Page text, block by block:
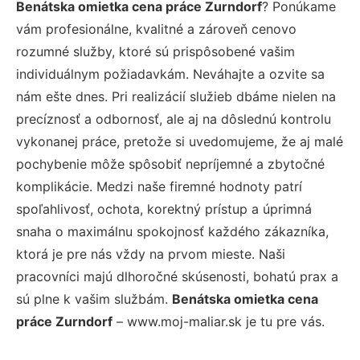
Benátska omietka cena práce Zurndorf? Ponúkame
vám profesionálne, kvalitné a zároveň cenovo
rozumné služby, ktoré sú prispôsobené vašim
individuálnym požiadavkám. Neváhajte a ozvite sa
nám ešte dnes. Pri realizácií služieb dbáme nielen na
precíznosť a odbornosť, ale aj na dôslednú kontrolu
vykonanej práce, pretože si uvedomujeme, že aj malé
pochybenie môže spôsobiť nepríjemné a zbytočné
komplikácie. Medzi naše firemné hodnoty patrí
spoľahlivosť, ochota, korektný prístup a úprimná
snaha o maximálnu spokojnosť každého zákazníka,
ktorá je pre nás vždy na prvom mieste. Naši
pracovníci majú dlhoročné skúsenosti, bohatú prax a
sú plne k vašim službám. Benátska omietka cena
práce Zurndorf – www.moj-maliar.sk je tu pre vás.